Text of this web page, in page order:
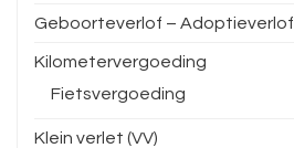
Geboorteverlof – Adoptieverlof
Kilometervergoeding
Fietsvergoeding
Klein verlet (VV)